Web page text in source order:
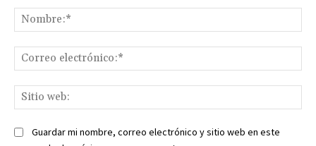
Guardar mi nombre, correo electrónico y sitio web en este